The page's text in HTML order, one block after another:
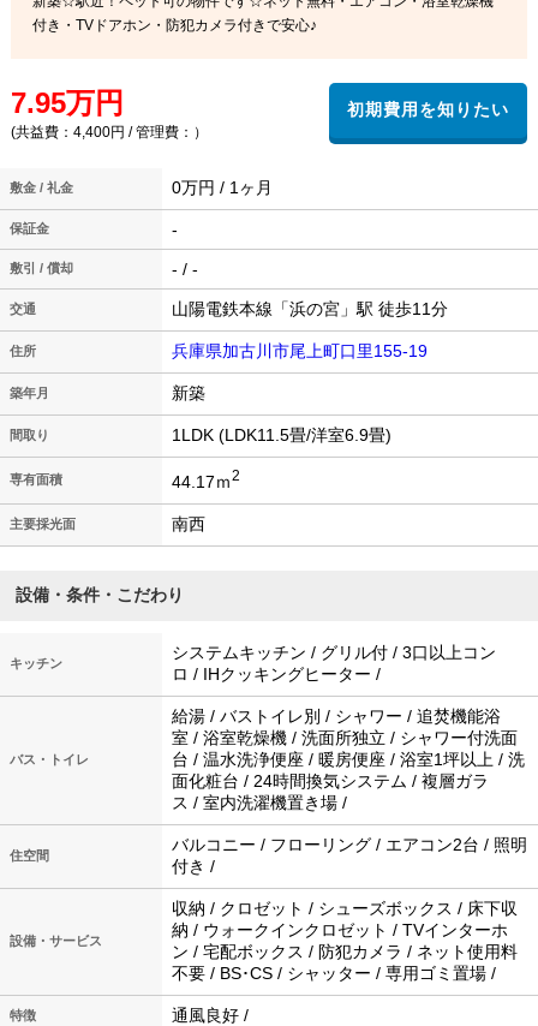
付き・TVドアホン・防犯カメラ付きで安心♪
7.95万円
(共益費：4,400円 / 管理費：）
敷金 / 礼金 0万円 / 1ヶ月
保証金 -
敷引 / 償却 - / -
交通 山陽電鉄本線「浜の宮」駅 徒歩11分
住所 兵庫県加古川市尾上町口里155-19
築年月 新築
間取り 1LDK (LDK11.5畳/洋室6.9畳)
専有面積 44.17ｍ2
主要採光面 南西
設備・条件・こだわり
キッチン
システムキッチン / グリル付 / 3口以上コン
ロ / IHクッキングヒーター /
バス・トイレ
給湯 / バストイレ別 / シャワー / 追焚機能浴
室 / 浴室乾燥機 / 洗面所独立 / シャワー付洗面
台 / 温水洗浄便座 / 暖房便座 / 浴室1坪以上 / 洗
面化粧台 / 24時間換気システム / 複層ガラ
ス / 室内洗濯機置き場 /
住空間
バルコニー / フローリング / エアコン2台 / 照明
付き /
設備・サービス
収納 / クロゼット / シューズボックス / 床下収
納 / ウォークインクロゼット / TVインターホ
ン / 宅配ボックス / 防犯カメラ / ネット使用料
不要 / BS･CS / シャッター / 専用ゴミ置場 /
特徴 通風良好 /